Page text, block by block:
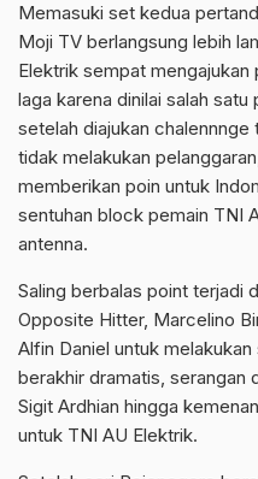
Memasuki set kedua
Moji TV berlangsung lebih
Elektrik sempat
laga karena dinilai salah
setelah diajukan
tidak melakukan
memberikan poin untuk
sentuhan block pemain TNI
antenna.
Saling berbalas point terjadi
Opposite Hitter, Marcelino
Alfin Daniel untuk
berakhir dramatis, serangan
Sigit Ardhian hingga
untuk TNI AU Elektrik.